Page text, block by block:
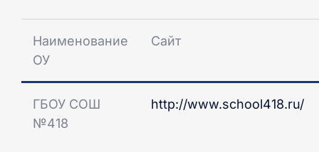
Наименование
ОУ
Сайт
ГБОУ СОШ
№418
http://www.school418.ru/
Средний Большой